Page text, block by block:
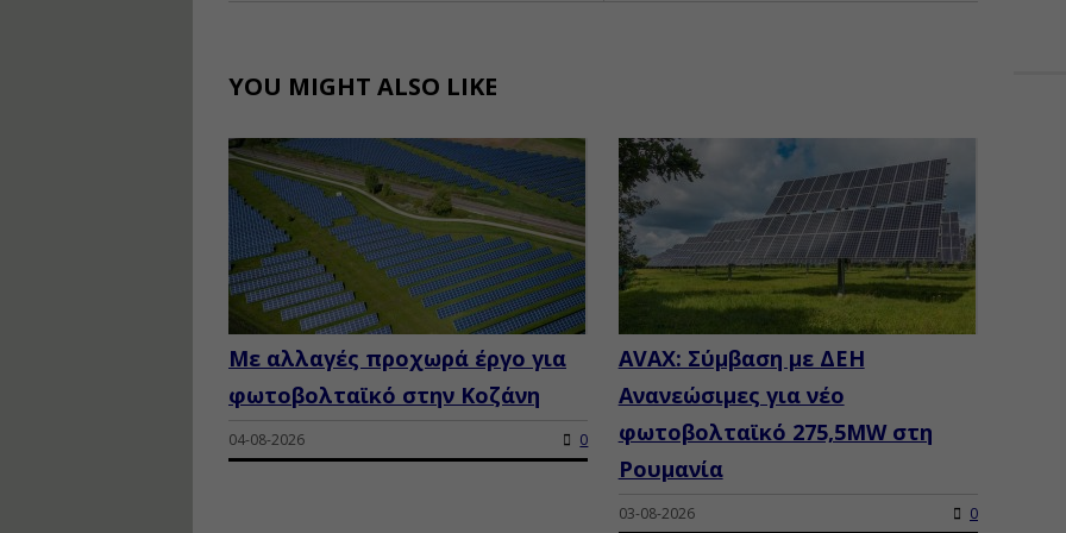
YOU MIGHT ALSO LIKE
Με αλλαγές προχωρά έργο για
φωτοβολταϊκό στην Κοζάνη
04-08-2026 0
AVAX: Σύμβαση με ΔΕΗ
Ανανεώσιμες για νέο
φωτοβολταϊκό 275,5MW στη
Ρουμανία
03-08-2026 0